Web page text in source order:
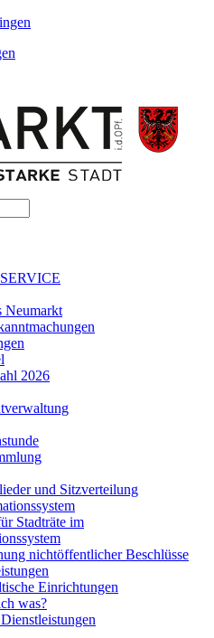
Neumarkt
2026
und Sitzverteilung
Stadträte im
nichtöffentlicher Beschlüsse
Einrichtungen
was?